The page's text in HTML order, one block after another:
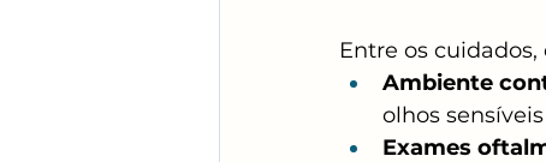
Entre os
Ambiente
olhos
Exames